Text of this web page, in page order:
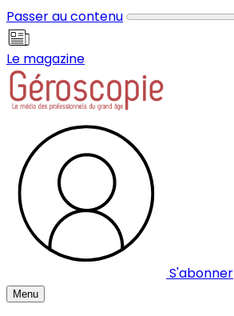
Passer au contenu
Le magazine
S'abonner
Menu
Panneau de gestion des cookies